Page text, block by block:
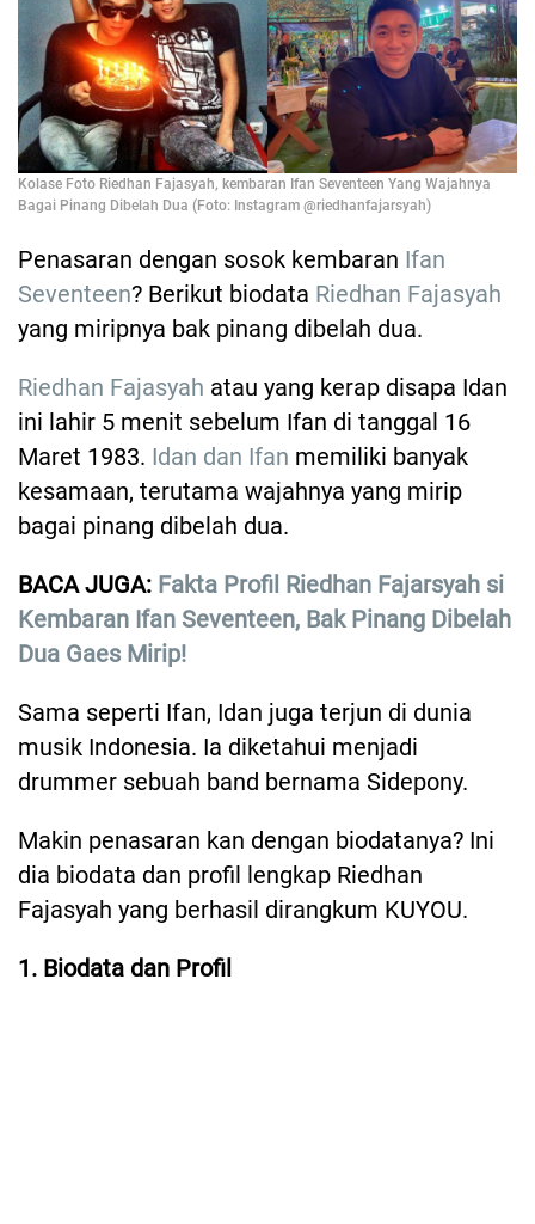
Kolase Foto Riedhan Fajasyah, kembaran Ifan Seventeen Yang Wajahnya
Bagai Pinang Dibelah Dua (Foto: Instagram @riedhanfajarsyah)
Penasaran dengan sosok kembaran Ifan
Seventeen? Berikut biodata Riedhan Fajasyah
yang miripnya bak pinang dibelah dua.
Riedhan Fajasyah atau yang kerap disapa Idan
ini lahir 5 menit sebelum Ifan di tanggal 16
Maret 1983. Idan dan Ifan memiliki banyak
kesamaan, terutama wajahnya yang mirip
bagai pinang dibelah dua.
BACA JUGA: Fakta Profil Riedhan Fajarsyah si
Kembaran Ifan Seventeen, Bak Pinang Dibelah
Dua Gaes Mirip!
Sama seperti Ifan, Idan juga terjun di dunia
musik Indonesia. Ia diketahui menjadi
drummer sebuah band bernama Sidepony.
Makin penasaran kan dengan biodatanya? Ini
dia biodata dan profil lengkap Riedhan
Fajasyah yang berhasil dirangkum KUYOU.
1. Biodata dan Profil